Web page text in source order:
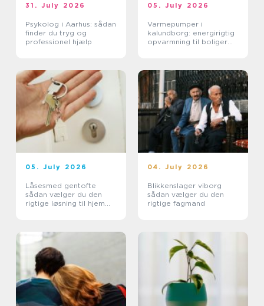
31. July 2026
Psykolog i Aarhus: sådan
finder du tryg og
professionel hjælp
05. July 2026
Varmepumper i
kalundborg: energirigtig
opvarmning til boliger
05. July 2026
Låsesmed gentofte
sådan vælger du den
rigtige løsning til hjem
04. July 2026
Blikkenslager viborg
sådan vælger du den
rigtige fagmand